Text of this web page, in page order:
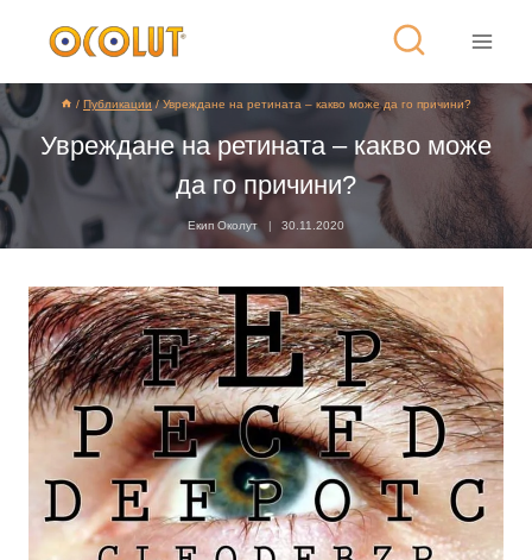
/ Публикации / Увреждане на ретината – какво може да го причини?
Увреждане на ретината – какво може
да го причини?
Екип Околут 30.11.2020